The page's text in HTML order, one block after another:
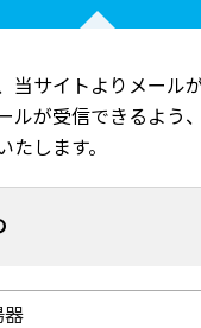
当サイトよりメールが
ルが受信できるよう
します。
器